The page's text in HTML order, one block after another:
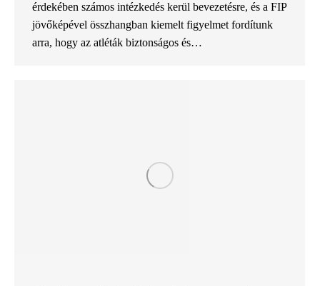
érdekében számos intézkedés kerül bevezetésre, és a FIP
jövőképével összhangban kiemelt figyelmet fordítunk
arra, hogy az atléták biztonságos és…